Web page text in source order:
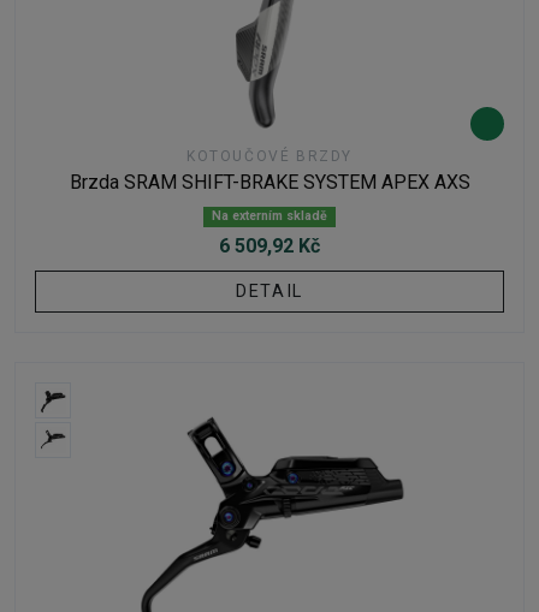
KOTOUČOVÉ BRZDY
Brzda SRAM SHIFT-BRAKE SYSTEM APEX AXS
Na externím skladě
6 509,92 Kč
DETAIL